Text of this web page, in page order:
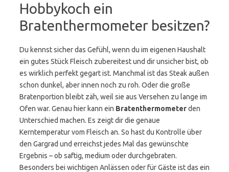
Hobbykoch ein
Bratenthermometer besitzen?
Du kennst sicher das Gefühl, wenn du im eigenen Haushalt
ein gutes Stück Fleisch zubereitest und dir unsicher bist, ob
es wirklich perfekt gegart ist. Manchmal ist das Steak außen
schon dunkel, aber innen noch zu roh. Oder die große
Bratenportion bleibt zäh, weil sie aus Versehen zu lange im
Ofen war. Genau hier kann ein Bratenthermometerden
Unterschied machen. Es zeigt dir die genaue
Kerntemperatur vom Fleisch an. So hast du Kontrolle über
den Gargrad und erreichst jedes Mal das gewünschte
Ergebnis – ob saftig, medium oder durchgebraten.
Besonders bei wichtigen Anlässen oder für Gäste ist das ein